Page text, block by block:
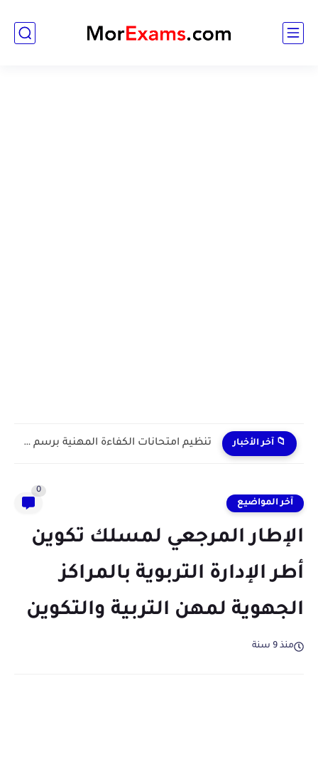
📁 آخر الأخبار تنظيم امتحانات الكفاءة المهنية برسم سنة 2024
آخر المواضيع
0
الإطار المرجعي لمسلك تكوين
أطر الإدارة التربوية بالمراكز
الجهوية لمهن التربية والتكوين
منذ 9 سنة